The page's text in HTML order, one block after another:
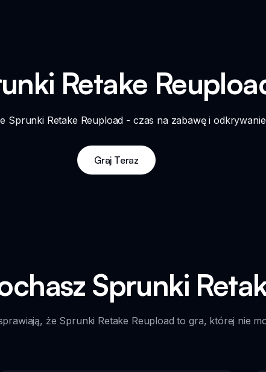
Retake
Sprunki Retake Reupload - czas na zabawę i
Graj Teraz
Sprunki
że Sprunki Retake Reupload to gra, której nie